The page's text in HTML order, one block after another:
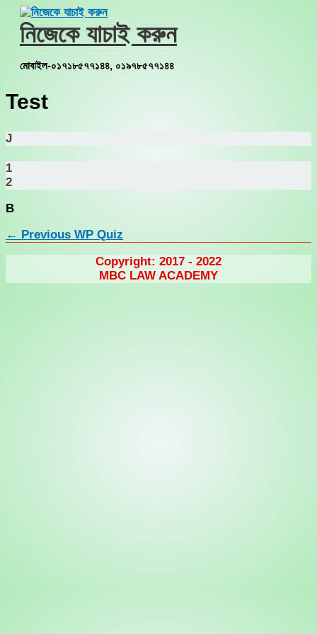
Skip
content
নিজেকে যাচাই করুন
মোবাইল-০১৭১৮৫৭৭১৪৪, ০১৯৭৮৫৭৭১৪৪
Test
J
1
2
B
← Previous WP Quiz
Copyright: 2017 - 2022
MBC LAW ACADEMY